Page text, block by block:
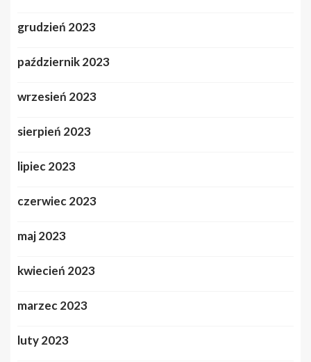
grudzień 2023
październik 2023
wrzesień 2023
sierpień 2023
lipiec 2023
czerwiec 2023
maj 2023
kwiecień 2023
marzec 2023
luty 2023